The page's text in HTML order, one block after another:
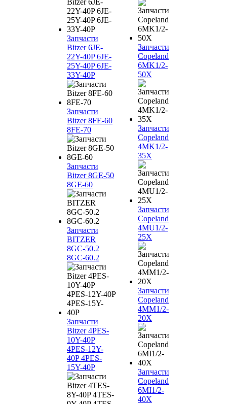
Запчасти
Bitzer 6JE-
22Y-40P 6JE-
25Y-40P 6JE-
33Y-40P
Запчасти
Bitzer 8FE-60
8FE-70
Запчасти
Bitzer 8GE-50
8GE-60
Запчасти
BITZER
8GC-50.2
8GC-60.2
Запчасти
Bitzer 4PES-
10Y-40P
4PES-12Y-
40P 4PES-
15Y-40P
Запчасти
Copeland
6MK1/2-
50X
Запчасти
Copeland
4MK1/2-
35X
Запчасти
Copeland
4MU1/2-
25X
Запчасти
Copeland
4MM1/2-
20X
Запчасти
Copeland
6MI1/2-
40X